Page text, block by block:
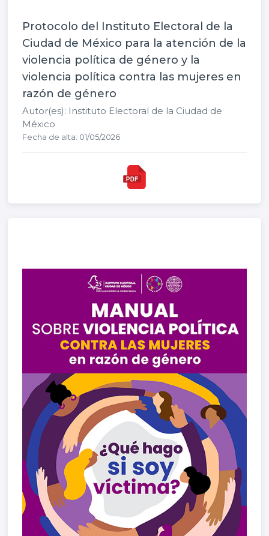
Protocolo del Instituto Electoral de la
Ciudad de México para la atención de la
violencia política de género y la
violencia política contra las mujeres en
razón de género
Autor(es): Instituto Electoral de la Ciudad de
México
Fecha de alta: 01/05/2026